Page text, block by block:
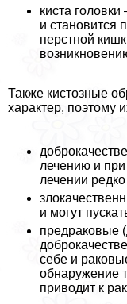
киста
и становится
перстной
Также кистозные
хаpaктер, поэтому
лечению и
лечении
и могут
предpaковые
себе и
обнаружение
приводит к